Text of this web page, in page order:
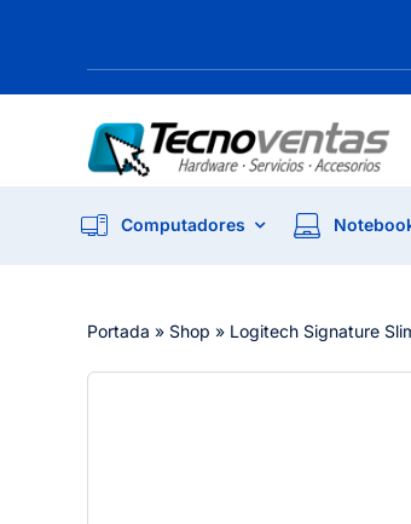
Computadores
Portada » Shop » Logitech Signature